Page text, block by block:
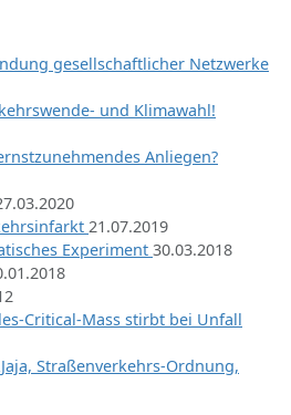
gesellschaftlicher Netzwerke
und Klimawahl!
Anliegen?
21.07.2019
Experiment 30.03.2018
Critical-Mass stirbt bei Unfall
Straßenverkehrs-Ordnung,